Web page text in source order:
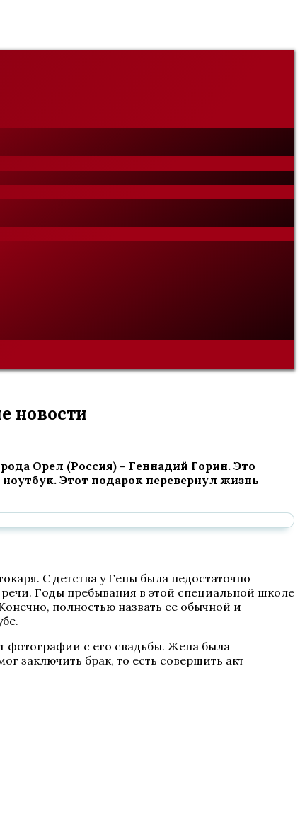
новости
Орел (Россия) – Геннадий Горин. Это
Этот подарок перевернул жизнь
С детства у Гены была недостаточно
Годы пребывания в этой специальной школе
полностью назвать ее обычной и
фотографии с его свадьбы. Жена была
заключить брак, то есть совершить акт